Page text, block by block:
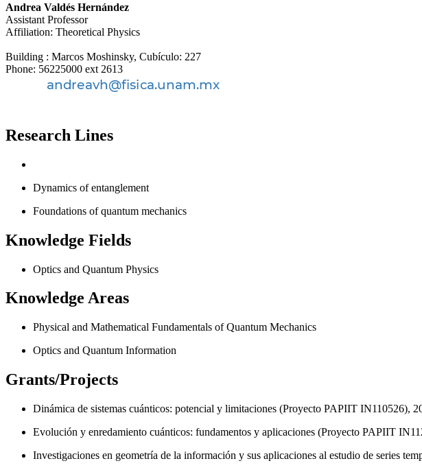
Andrea Valdés Hernández
Assistant Professor
Affiliation: Theoretical Physics
Building : Marcos Moshinsky, Cubículo: 227
Phone: 56225000 ext 2613
Research Lines
Dynamics of entanglement
Foundations of quantum mechanics
Knowledge Fields
Optics and Quantum Physics
Knowledge Areas
Physical and Mathematical Fundamentals of Quantum Mechanics
Optics and Quantum Information
Grants/Projects
Dinámica de sistemas cuánticos: potencial y limitaciones (Proyecto PAPIIT IN110526),
Evolución y enredamiento cuánticos: fundamentos y aplicaciones (Proyecto PAPIIT
Investigaciones en geometría de la información y sus aplicaciones al estudio de series